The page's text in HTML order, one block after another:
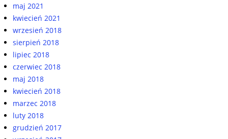
maj 2021
kwiecień 2021
wrzesień 2018
sierpień 2018
lipiec 2018
czerwiec 2018
maj 2018
kwiecień 2018
marzec 2018
luty 2018
grudzień 2017